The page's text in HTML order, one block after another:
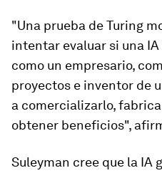
"Una prueba de Turing
intentar evaluar si una
como un empresario,
proyectos e inventor de
a comercializarlo,
obtener beneficios",
Suleyman cree que la IA